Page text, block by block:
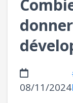
08/11/2024